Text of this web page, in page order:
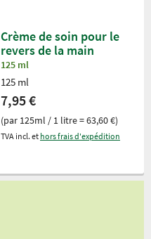
Crème de soin pour le
revers de la main
125 ml
125 ml
7,95 €
(par 125ml / 1 litre = 63,60 €)
TVA incl. et hors frais d'expédition